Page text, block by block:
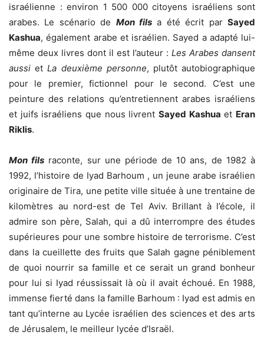
israélienne : environ 1 500 000 citoyens israéliens sont
arabes. Le scénario de Mon fils a été écrit parSayed
Kashua, également arabe et israélien. Sayed a adapté lui-
même deux livres dont il est l’auteur : Les Arabes dansent
aussi etLa deuxième personne, plutôt autobiographique
pour le premier, fictionnel pour le second. C’est une
peinture des relations qu’entretiennent arabes israéliens
et juifs israéliens que nous livrent Sayed Kashua et Eran
Riklis.
Mon fils raconte, sur une période de 10 ans, de 1982 à
1992, l’histoire de Iyad Barhoum , un jeune arabe israélien
originaire de Tira, une petite ville située à une trentaine de
kilomètres au nord-est de Tel Aviv. Brillant à l’école, il
admire son père, Salah, qui a dû interrompre des études
supérieures pour une sombre histoire de terrorisme. C’est
dans la cueillette des fruits que Salah gagne péniblement
de quoi nourrir sa famille et ce serait un grand bonheur
pour lui si Iyad réussissait là où il avait échoué. En 1988,
immense fierté dans la famille Barhoum : Iyad est admis en
tant qu’interne au Lycée israélien des sciences et des arts
de Jérusalem, le meilleur lycée d’Israël.